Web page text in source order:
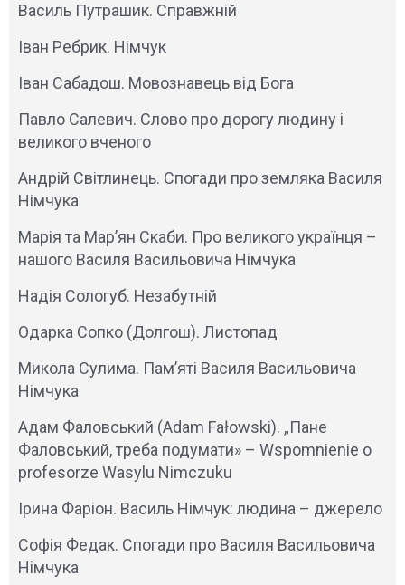
Василь Путрашик. Справжній
Іван Ребрик. Німчук
Іван Сабадош. Мовознавець від Бога
Павло Салевич. Слово про дорогу людину і
великого вченого
Андрій Світлинець. Спогади про земляка Василя
Німчука
Марія та Мар’ян Скаби. Про великого українця –
нашого Василя Васильовича Німчука
Надія Сологуб. Незабутній
Одарка Сопко (Долгош). Листопад
Микола Сулима. Пам’яті Василя Васильовича
Німчука
Адам Фаловський (Adam Fałowski). „Пане
Фаловський, треба подумати» – Wspomnienie o
profesorze Wasylu Nimczuku
Ірина Фаріон. Василь Німчук: людина – джерело
Софія Федак. Спогади про Василя Васильовича
Німчука